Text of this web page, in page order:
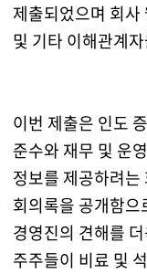
제출되었으며 회
및 기타 이해관계
이번 제출은 인도
준수와 재무 및 운
정보를 제공하려
회의록을 공개함
경영진의 견해를
주주들이 비료 및